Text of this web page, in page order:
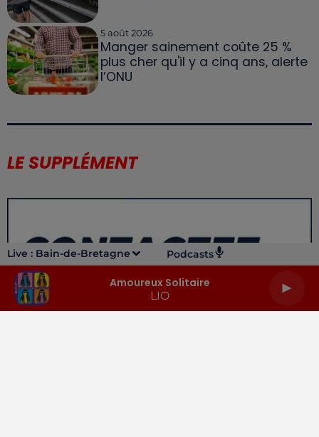
Live : Bain-de-Bretagne Podcasts
Amoureux Solitaire
LIO
5 août 2026
Manger sainement coûte 25 %
plus cher qu'il y a cinq ans, alerte
l’ONU
LE SUPPLÉMENT